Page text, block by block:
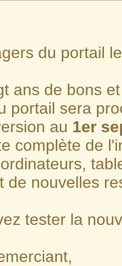
du portail
ans de bons
portail sera
au 1er
complète de
de nouvelles
tester la